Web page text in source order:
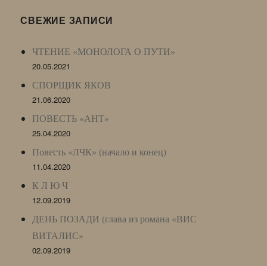
LJ
СВЕЖИЕ ЗАПИСИ
ЧТЕНИЕ «МОНОЛОГА О ПУТИ»
20.05.2021
СПОРЩИК ЯКОВ
21.06.2020
ПОВЕСТЬ «АНТ»
25.04.2020
Повесть «ЛЧК» (начало и конец)
11.04.2020
К Л Ю Ч
12.09.2019
ДЕНЬ ПОЗАДИ (глава из романа «ВИС
ВИТАЛИС»
02.09.2019